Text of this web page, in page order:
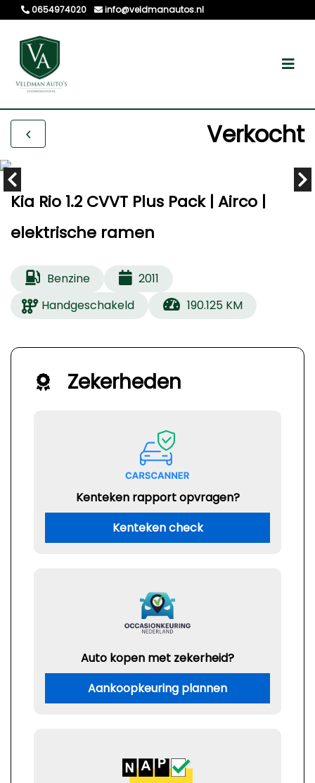
0654974020 info@veldmanautos.nl
Verkocht
Kia Rio 1.2 CVVT Plus Pack | Airco |
elektrische ramen
Benzine
2011
Handgeschakeld
190.125 KM
Zekerheden
Kenteken rapport opvragen?
Kenteken check
Auto kopen met zekerheid?
Aankoopkeuring plannen